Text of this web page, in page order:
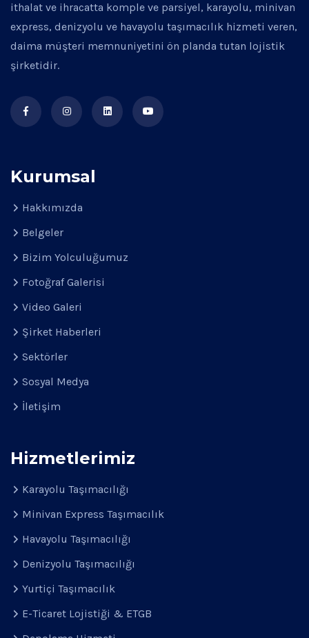
ithalat ve ihracatta komple ve parsiyel, karayolu, minivan
express, denizyolu ve havayolu taşımacılık hizmeti veren,
daima müşteri memnuniyetini ön planda tutan lojistik
şirketidir.
Kurumsal
Hakkımızda
Belgeler
Bizim Yolculuğumuz
Fotoğraf Galerisi
Video Galeri
Şirket Haberleri
Sektörler
Sosyal Medya
İletişim
Hizmetlerimiz
Karayolu Taşımacılığı
Minivan Express Taşımacılık
Havayolu Taşımacılığı
Denizyolu Taşımacılığı
Yurtiçi Taşımacılık
E-Ticaret Lojistiği & ETGB